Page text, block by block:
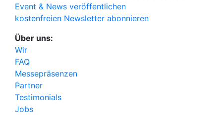
Event & News veröffentlichen
kostenfreien Newsletter abonnieren
Über uns:
Wir
FAQ
Messepräsenzen
Partner
Testimonials
Jobs